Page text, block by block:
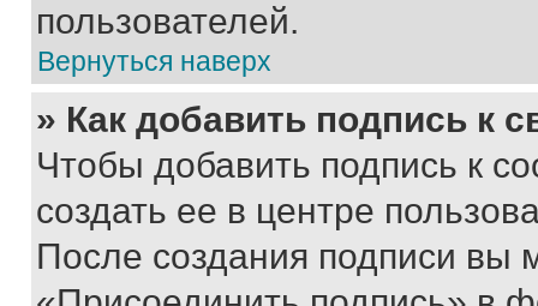
пользователей.
Вернуться наверх
» Как добавить подпись к
Чтобы добавить подпись к
создать ее в центре
После создания подписи вы